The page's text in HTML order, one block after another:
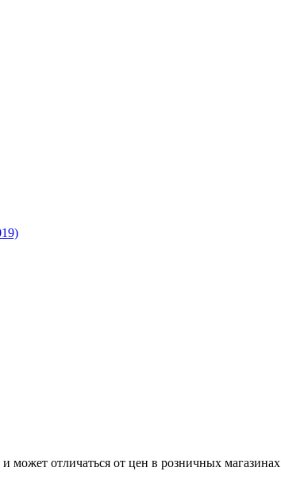
может отличаться от цен в розничных магазинах